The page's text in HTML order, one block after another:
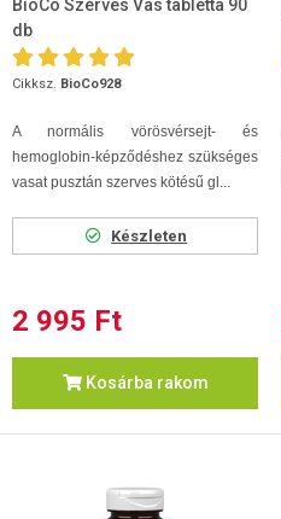
BioCo Szerves Vas tabletta 90
db
Cikksz. BioCo928
A normális vörösvérsejt- és
hemoglobin-képződéshez szükséges
vasat pusztán szerves kötésű gl...
Készleten
2 995 Ft
Kosárba rakom